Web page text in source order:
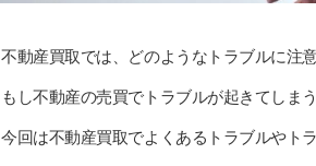
不動産買取では、どのようなトラブルに注
もし不動産の売買でトラブルが起きてしま
今回は不動産買取でよくあるトラブルやト